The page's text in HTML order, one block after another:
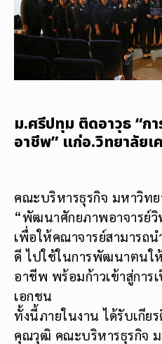
ม.ศรีปทุม ติดอาวุธ “ก
อาชีพ” แก่อ.วิทยาลัยเ
คณะบริหารธุรกิจ มหาวิท
“พัฒนาศักยภาพอาจารย์วิ
เพื่อให้คณาจารย์สามารถ
ดี ไปใช้ในการพัฒนาตนใ
อาชีพ พร้อมก้าวเข้าสู่การ
เอกชน
ทั้งนี้ภายในงาน ได้รับเกีย
คุณวุฒิ คณะบริหารธุรกิจ